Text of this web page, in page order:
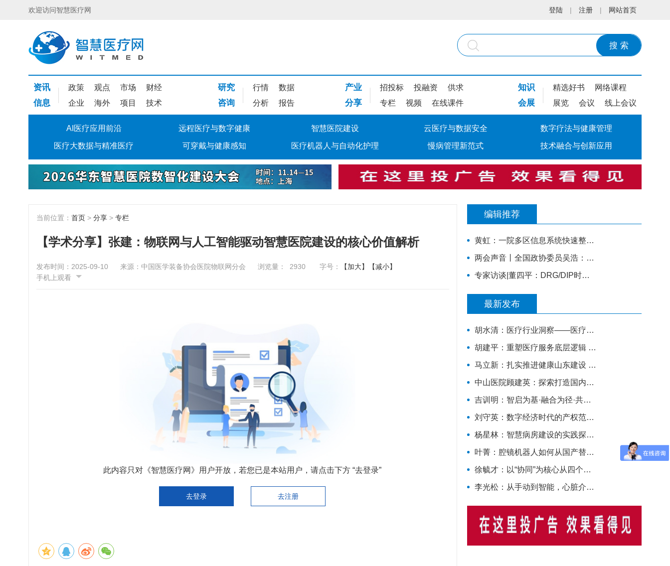
欢迎访问智慧医疗网 登陆 | 注册 | 网站首页
搜 索
资讯 政策 观点 市场 财经
信息 企业 海外 项目 技术
研究 行情 数据
咨询 分析 报告
产业 招投标 投融资 供求
分享 专栏 视频 在线课件
知识 精选好书 网络课程
会展 展览 会议 线上会议
AI医疗应用前沿 远程医疗与数字健康 智慧医院建设 云医疗与数据安全 数字疗法与健康管理
医疗大数据与精准医疗 可穿戴与健康感知 医疗机器人与自动化护理 慢病管理新范式 技术融合与创新应用
当前位置： 首页 > 分享 > 专栏
【学术分享】张建：物联网与人工智能驱动智慧医院建设的核心价值解析
发布时间：2025-09-10 来源：中国医学装备协会医院物联网分会 浏览量： 2930 字号： 【加大】
【减小】
手机上观看
此内容只对《智慧医疗网》用户开放，若您已是本站用户，请点击下方 “去登录”
去登录 去注册
编辑推荐
黄虹：一院多区信息系统快速整合实践
两会声音丨全国政协委员吴浩：提升科研和临床地位，加快全科医学科发展
专家访谈|董四平：DRG/DIP时代已来，医院该如何应对？
最新发布
胡水清：医疗行业洞察——医疗行业四大核心博弈场景深度分析
胡建平：重塑医疗服务底层逻辑 打造真正“智能原生医院”
马立新：扎实推进健康山东建设 全力满足人民群众多元化卫生健康需求 | “十五五”民生新图景
中山医院顾建英：探索打造国内首个AI原生医院
吉训明：智启为基·融合为径·共生为果——智能医学的时代使命与战略路径
刘守英：数字经济时代的产权范式创新
杨星林：智慧病房建设的实践探索与发展路径
叶菁：腔镜机器人如何从国产替代走向全球竞逐？
徐毓才：以“协同”为核心从四个方面建立医共体模式下的绩效薪酬体系
李光松：从手动到智能，心脏介入手术机器人如何重塑房颤介入？